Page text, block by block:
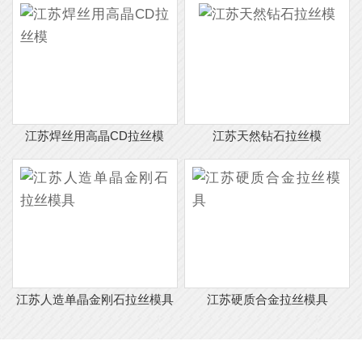
江苏焊丝用高晶CD拉丝模 江苏天然钻石拉丝模
江苏人造单晶金刚石拉丝模具 江苏硬质合金拉丝模具